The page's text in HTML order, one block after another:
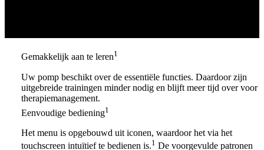
Gemakkelijk aan te leren1
Uw pomp beschikt over de essentiële functies. Daardoor zijn
uitgebreide trainingen minder nodig en blijft meer tijd over voor
therapiemanagement.
Eenvoudige bediening1
Het menu is opgebouwd uit iconen, waardoor het via het
touchscreen intuïtief te bedienen is.1 De voorgevulde patronen